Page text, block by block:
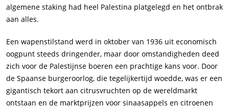
algemene staking had heel Palestina platgelegd en het ontbrak
aan alles.
Een wapenstilstand werd in oktober van 1936 uit economisch
oogpunt steeds dringender, maar door omstandigheden deed
zich voor de Palestijnse boeren een prachtige kans voor. Door
de Spaanse burgeroorlog, die tegelijkertijd woedde, was er een
gigantisch tekort aan citrusvruchten op de wereldmarkt
ontstaan en de marktprijzen voor sinaasappels en citroenen